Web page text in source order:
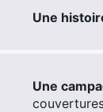
Une
Une